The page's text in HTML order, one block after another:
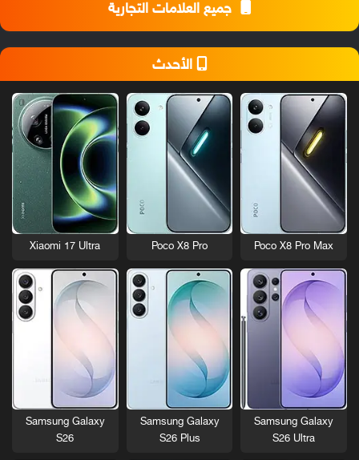
جميع العلامات التجارية
الأحدث
Poco X8 Pro Max
Poco X8 Pro
Xiaomi 17 Ultra
Samsung Galaxy
S26 Ultra
Samsung Galaxy
S26 Plus
Samsung Galaxy
S26